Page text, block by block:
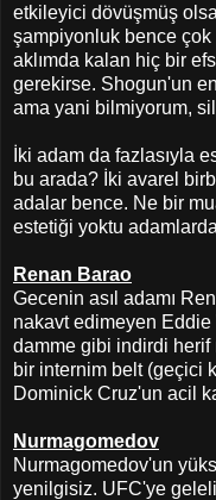
etkileyici dövüşmüş
şampiyonluk bence
aklımda kalan hiç bir
gerekirse. Shogun'un
ama yani bilmiyorum,
İki adam da fazlasıyla
bu arada? İki avarel
adalar bence. Ne bir
estetiği yoktu
Renan Barao
Gecenin asıl adamı
nakavt edimeyen Eddie
damme gibi indirdi herif
bir internim belt (geçici
Dominick Cruz'un acil
Nurmagomedov
Nurmagomedov'un
yenilgisiz. UFC'ye